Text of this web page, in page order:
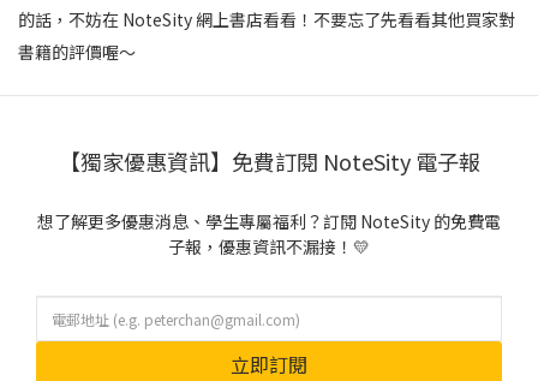
的話，不妨在 NoteSity 網上書店看看！不要忘了先看看其他買家對
書籍的評價喔～
【獨家優惠資訊】免費訂閱 NoteSity 電子報
想了解更多優惠消息、學生專屬福利？訂閱 NoteSity 的免費電
子報，優惠資訊不漏接！💛
立即訂閱